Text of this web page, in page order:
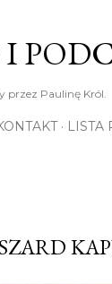
I
przez Paulinę Król.
LISTA